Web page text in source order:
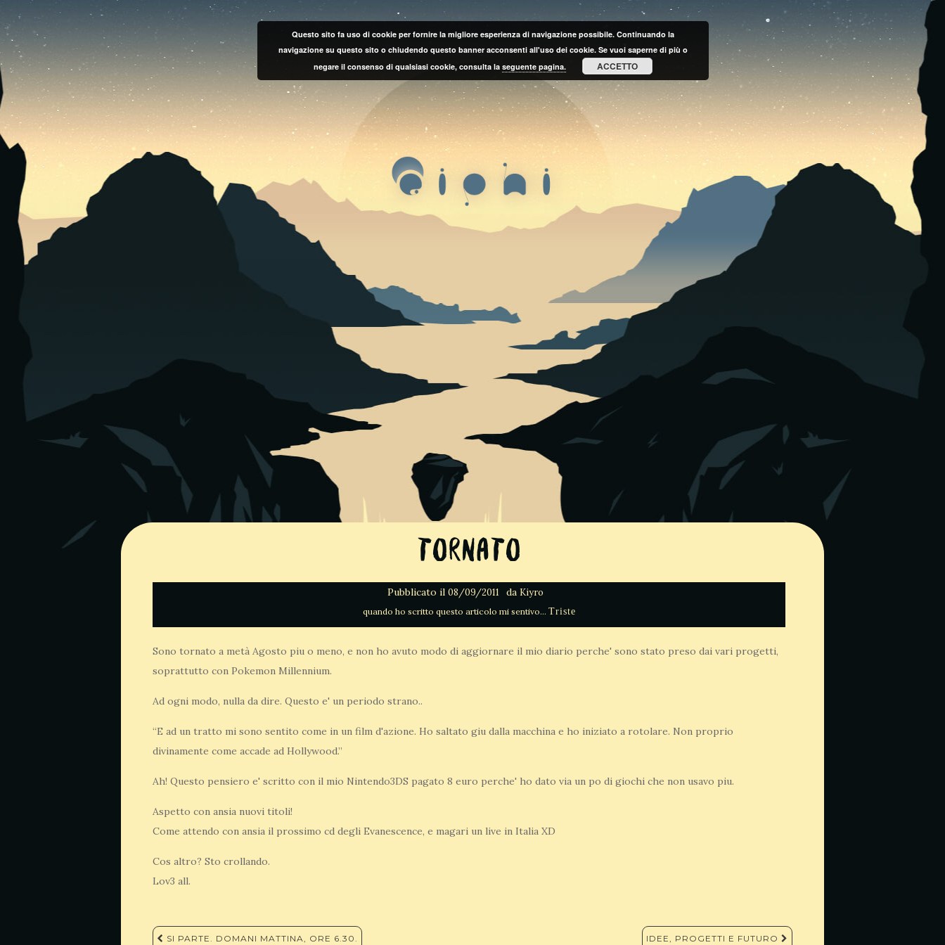
Tornato
Pubblicato il 08/09/2011 da Kiyro
Triste
Sono tornato a metà Agosto piu o meno, e non ho avuto modo di aggiornare il mio diario perche' sono stato preso dai vari progetti,
soprattutto con Pokemon Millennium.
Ad ogni modo, nulla da dire. Questo e' un periodo strano..
“E ad un tratto mi sono sentito come in un film d'azione. Ho saltato giu dalla macchina e ho iniziato a rotolare. Non proprio
divinamente come accade ad Hollywood.”
Ah! Questo pensiero e' scritto con il mio Nintendo3DS pagato 8 euro perche' ho dato via un po di giochi che non usavo piu.
Aspetto con ansia nuovi titoli!
Come attendo con ansia il prossimo cd degli Evanescence, e magari un live in Italia XD
Cos altro? Sto crollando.
Lov3 all.
Navigazione
SI PARTE. DOMANI MATTINA, ORE 6.30. IDEE, PROGETTI E FUTURO
Questo sito fa uso di cookie per fornire la migliore esperienza di navigazione possibile. Continuando la
navigazione su questo sito o chiudendo questo banner acconsenti all'uso dei cookie. Se vuoi saperne di più o
negare il consenso di qualsiasi cookie, consulta la seguente pagina. ACCETTO